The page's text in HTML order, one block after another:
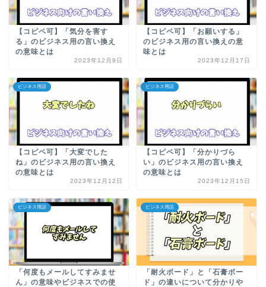
【コピペ可】「気分を害す
る」のビジネス用の言い換え
の意味とは
2023年12月9日
【コピペ可】「お願いする」
のビジネス用の言い換えの意
味とは
2023年12月17日
ビジネス用語
【コピペ可】「大変でした
ね」のビジネス用の言い換え
の意味とは
2023年12月12日
ビジネス用語
【コピペ可】「分かりづら
い」のビジネス用の言い換え
の意味とは
2023年12月15日
ビジネス用語
「何度もメールしてすみませ
ん」の意味やビジネスでの使
ビジネス用語
「耐火ボード」と「石膏ボー
ド」の違いについて分かりや